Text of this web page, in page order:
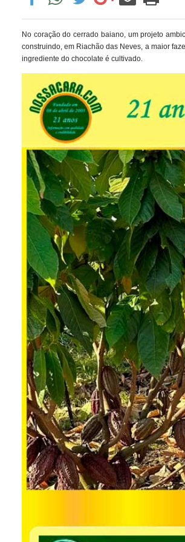
No coração do cerrado baiano, um projeto
construindo, em Riachão das Neves, a maior
ingrediente do chocolate é cultivado.